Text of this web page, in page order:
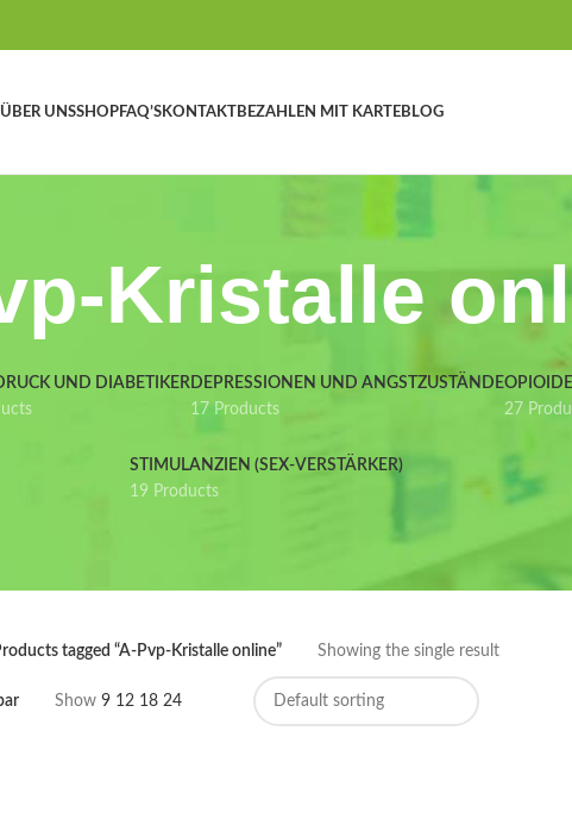
ÜBER UNSSHOPFAQ’SKONTAKTBEZAHLEN MIT KARTEBLOG
Kristalle
UND DIABETIKERDEPRESSIONEN UND ANGSTZUSTÄNDE
17 Products
OPIOIDE
27
STIMULANZIEN (SEX-VERSTÄRKER)
19 Products
tagged “A-Pvp-Kristalle online” Showing the single result
Show 9 12 18 24